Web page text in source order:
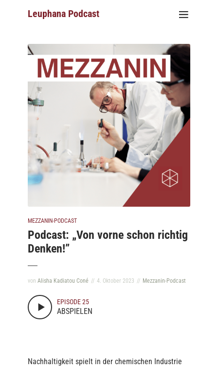
Leuphana Podcast
MEZZANIN-PODCAST
Podcast: „Von vorne schon richtig
Denken!”
von Alisha Kadiatou Coné 4. Oktober 2023 Mezzanin-Podcast
EPISODE 25
ABSPIELEN
Nachhaltigkeit spielt in der chemischen Industrie